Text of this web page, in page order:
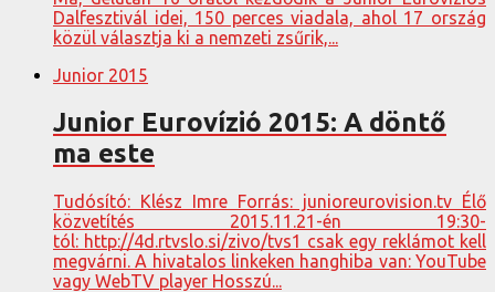
Dalfesztivál idei, 150 perces viadala, ahol 17 ország
közül választja ki a nemzeti zsűrik,...
Junior 2015
Junior Eurovízió 2015: A döntő
ma este
Tudósító: Klész Imre Forrás: junioreurovision.tv Élő
közvetítés 2015.11.21-én 19:30-
tól: http://4d.rtvslo.si/zivo/tvs1 csak egy reklámot kell
megvárni. A hivatalos linkeken hanghiba van: YouTube
vagy WebTV player Hosszú...